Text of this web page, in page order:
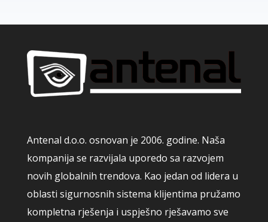
Antenal d.o.o. osnovan je 2006. godine. Naša
kompanija se razvijala uporedo sa razvojem
novih globalnih trendova. Kao jedan od lidera u
oblasti sigurnosnih sistema klijentima pružamo
kompletna rješenja i uspješno rješavamo sve